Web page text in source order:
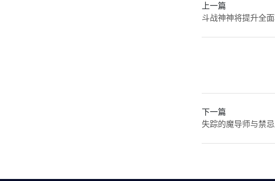
上一篇
斗战神神将提升全
下一篇
失踪的魔导师与禁